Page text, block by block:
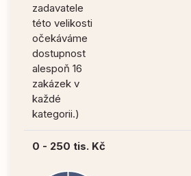
zadavatele
této velikosti
očekáváme
dostupnost
alespoň 16
zakázek v
každé
kategorii.)
0 - 250 tis. Kč